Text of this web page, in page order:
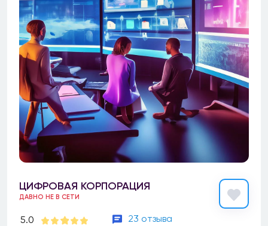
ЦИФРОВАЯ КОРПОРАЦИЯ
ДАВНО НЕ В СЕТИ
5.0 23 отзыва